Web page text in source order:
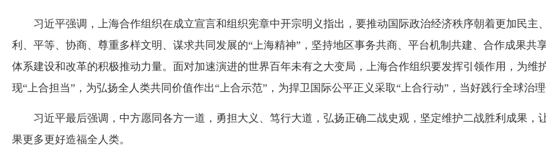
习近平强调，上海合作组织在成立宣言和组织宪章中开宗明义指出，要推动国际政治经济秩序朝着更加民主
利、平等、协商、尊重多样文明、谋求共同发展的“上海精神”，坚持地区事务共商、平台机制共建、合作成果
体系建设和改革的积极推动力量。面对加速演进的世界百年未有之大变局，上海合作组织要发挥引领作用，为维
现“上合担当”，为弘扬全人类共同价值作出“上合示范”，为捍卫国际公平正义采取“上合行动”，当好践行全球治理
习近平最后强调，中方愿同各方一道，勇担大义、笃行大道，弘扬正确二战史观，坚定维护二战胜利成果
果更多更好造福全人类。